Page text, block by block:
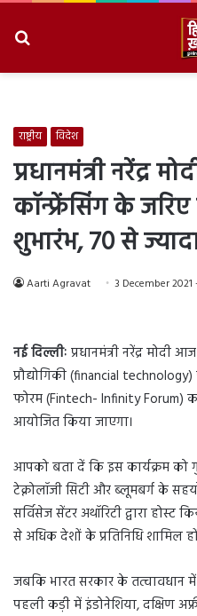
राष्ट्रीय विदेश
प्रधानमंत्री नरेंद्र
कॉन्फ्रेंसिंग के
शुभारंभ, 70 से
Aarti Agravat 3 December 2021
नई दिल्लीः प्रधानमंत्री नरेंद्र मोदी
प्रौद्योगिकी (financial
फोरम (Fintech- Infinity Forum)
आयोजित किया जाएगा।
आपको बता दें कि इस कार्यक्रम
टेक्नोलॉजी सिटी और ब्लूमबर्ग के
सर्विसेज सेंटर अथॉरिटी द्वारा
से अधिक देशों के प्रतिनिधि शामिल
जबकि भारत सरकार के
पहली कड़ी में इंडोनेशिया, दक्षिण